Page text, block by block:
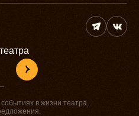
в жизни театра,